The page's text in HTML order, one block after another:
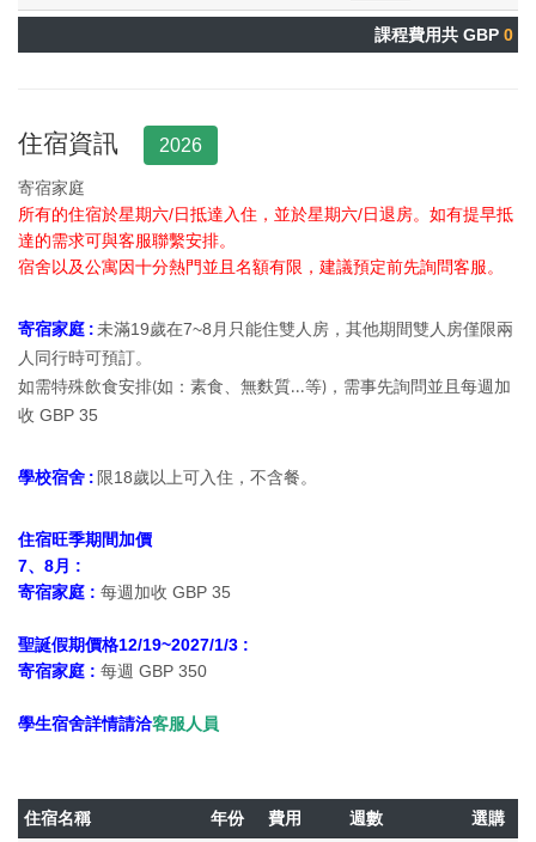
課程費用共 GBP 0
住宿資訊 2026
寄宿家庭
所有的住宿於星期六/日抵達入住，並於星期六/日退房。如有提早抵
達的需求可與客服聯繫安排。
宿舍以及公寓因十分熱門並且名額有限，建議預定前先詢問客服。
寄宿家庭 :未滿19歲在7~8月只能住雙人房，其他期間雙人房僅限兩
人同行時可預訂。
如 需特殊飲食安排(如：素食、無麩質...等) ，需事先詢問並且每週加
收 GBP 35
學校宿舍 : 限18歲以上可入住，不含餐。
住宿旺季期間加價
7、8月 :
寄宿家庭 : 每週加收 GBP 35
聖誕假期價格12/19~2027/1/3 :
寄宿家庭 : 每週 GBP 350
學生宿舍詳情請洽客服人員
住宿名稱 年份 費用 週數
選購